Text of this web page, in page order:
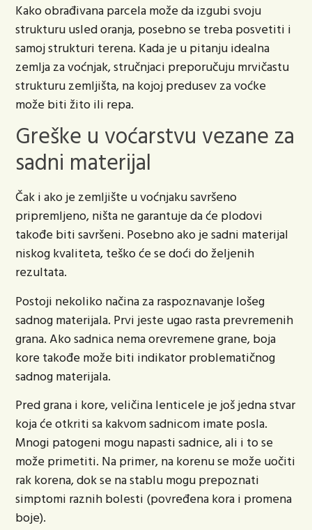
Kako obrađivana parcela može da izgubi svoju
strukturu usled oranja, posebno se treba posvetiti i
samoj strukturi terena. Kada je u pitanju idealna
zemlja za voćnjak, stručnjaci preporučuju mrvičastu
strukturu zemljišta, na kojoj predusev za voćke
može biti žito ili repa.
Greške u voćarstvu vezane za
sadni materijal
Čak i ako je zemljište u voćnjaku savršeno
pripremljeno, ništa ne garantuje da će plodovi
takođe biti savršeni. Posebno ako je sadni materijal
niskog kvaliteta, teško će se doći do željenih
rezultata.
Postoji nekoliko načina za raspoznavanje lošeg
sadnog materijala. Prvi jeste ugao rasta prevremenih
grana. Ako sadnica nema orevremene grane, boja
kore takođe može biti indikator problematičnog
sadnog materijala.
Pred grana i kore, veličina lenticele je još jedna stvar
koja će otkriti sa kakvom sadnicom imate posla.
Mnogi patogeni mogu napasti sadnice, ali i to se
može primetiti. Na primer, na korenu se može uočiti
rak korena, dok se na stablu mogu prepoznati
simptomi raznih bolesti (povređena kora i promena
boje).